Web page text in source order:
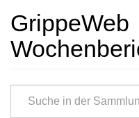
GrippeWeb